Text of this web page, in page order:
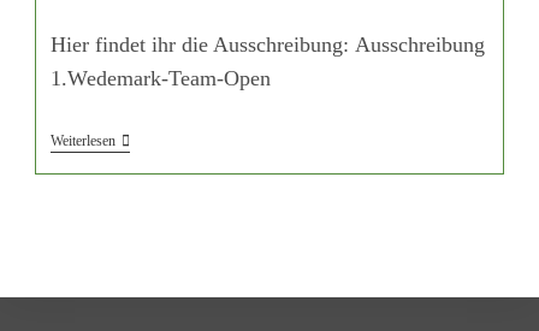
Hier findet ihr die Ausschreibung: Ausschreibung
1.Wedemark-Team-Open
Weiterlesen